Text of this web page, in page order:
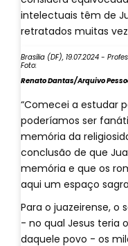
intelectuais têm de
retratados muitas
Brasília (DF), 19.07.2024 -
Foto:
Renato Dantas/Arquivo
“Comecei a estudar
poderíamos ser
memória da
conclusão de que
memória e que os
aqui um espaço
Para o juazeirense, o
- no qual Jesus teria
daquele povo - os